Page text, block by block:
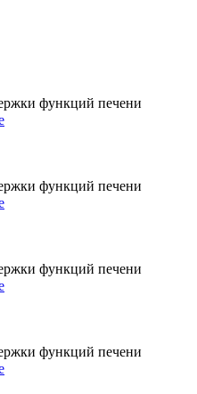
функций печени
функций печени
функций печени
функций печени